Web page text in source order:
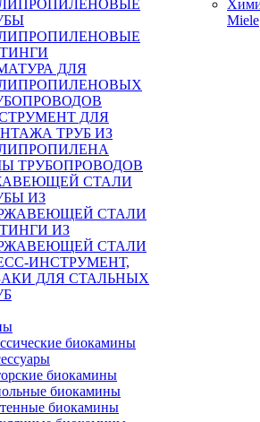
ДЛЯ
ДЛЯ
ТРУБ ИЗ
ТРУБОПРОВОДОВ
СТАЛИ
ИЗ
СТАЛИ
ИЗ
СТАЛИ
ИНСТРУМЕНТ,
ДЛЯ СТАЛЬНЫХ
биокамины
биокамины
биокамины
биокамины
Miele